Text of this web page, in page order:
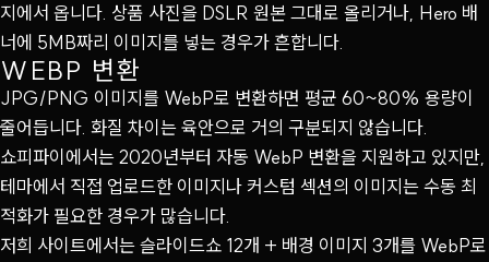
지에서 옵니다. 상품 사진을 DSLR 원본 그대로 올리거나, Hero 배
너에 5MB짜리 이미지를 넣는 경우가 흔합니다.
WEBP 변환
JPG/PNG 이미지를 WebP로 변환하면 평균 60~80% 용량이
줄어듭니다. 화질 차이는 육안으로 거의 구분되지 않습니다.
쇼피파이에서는 2020년부터 자동 WebP 변환을 지원하고 있지만,
테마에서 직접 업로드한 이미지나 커스텀 섹션의 이미지는 수동 최
적화가 필요한 경우가 많습니다.
저희 사이트에서는 슬라이드쇼 12개 + 배경 이미지 3개를 WebP로